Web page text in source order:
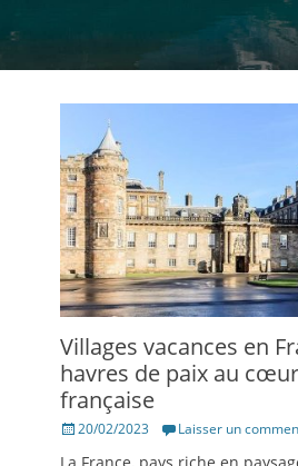
Villages vacances en
havres de paix au
française
Posté20/02/2023 Laisser un
La France, pays riche en